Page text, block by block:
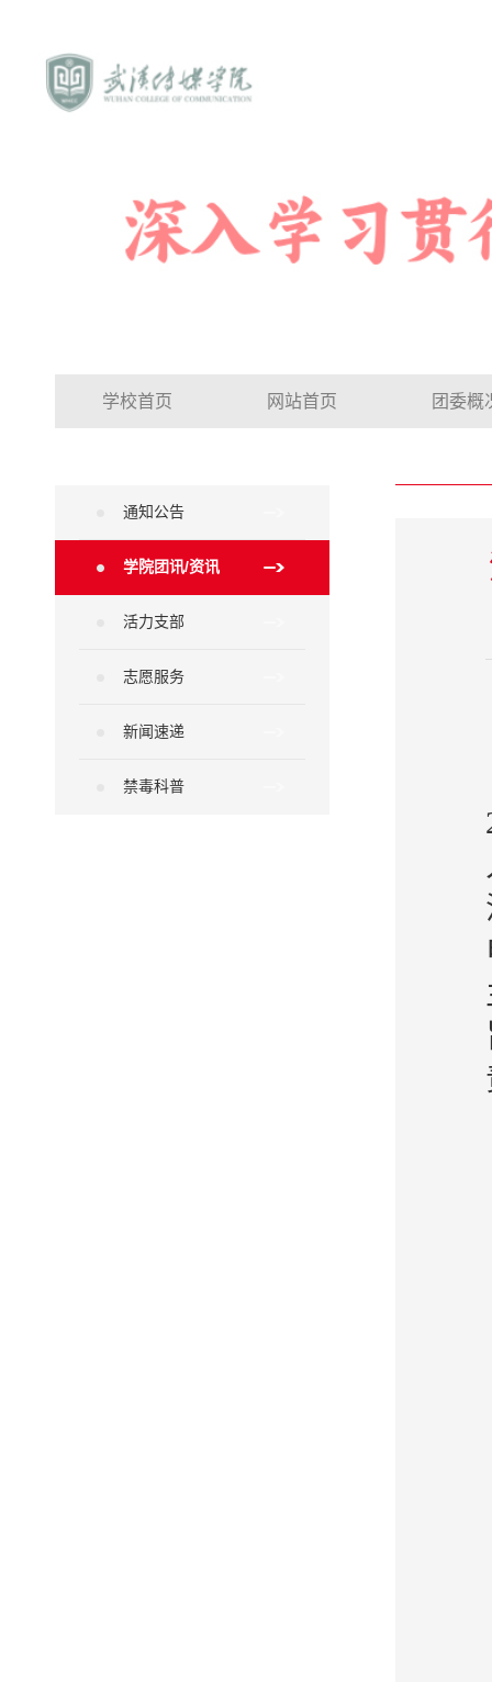
学校首页 网站首页 团委概
通知公告
学院团讯/资讯
活力支部
志愿服务
新闻速递
禁毒科普